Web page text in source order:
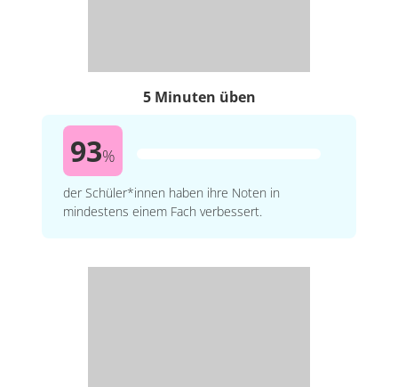
5 Minuten üben
93%
der Schüler*innen haben ihre Noten in
mindestens einem Fach verbessert.